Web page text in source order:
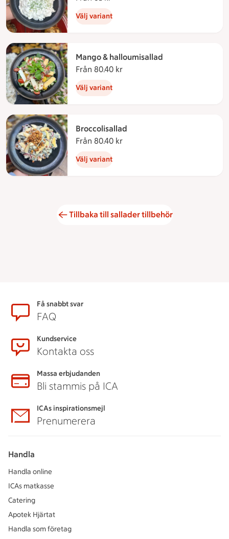
Välj variant
Mango & halloumisallad
Från 80.40 kr
Välj variant
Broccolisallad
Från 80.40 kr
Välj variant
Tillbaka till sallader tillbehör
SidfotFå snabbt svar
FAQ
Kundservice
Kontakta oss
Massa erbjudanden
Bli stammis på ICA
ICAs inspirationsmejl
Prenumerera
Handla
Handla online
ICAs matkasse
Catering
Apotek Hjärtat
Handla som företag